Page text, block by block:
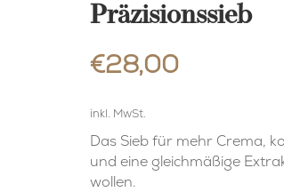
Präzisionssieb
€28,00
inkl. MwSt.
Das Sieb für mehr Crema,
und eine gleichmäßige
wollen.